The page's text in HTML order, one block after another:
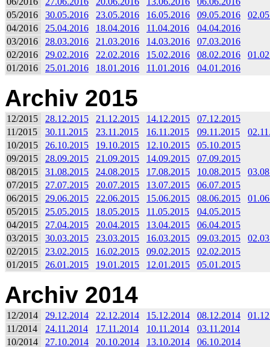
05/2016
30.05.2016 23.05.2016 16.05.2016 09.05.2016
04/2016
25.04.2016 18.04.2016 11.04.2016
04.04.2016
03/2016
28.03.2016 21.03.2016 14.03.2016
07.03.2016
02/2016
29.02.2016 22.02.2016 15.02.2016 08.02.2016
01/2016
25.01.2016 18.01.2016 11.01.2016 04.01.2016
Archiv 2015
12/2015 28.12.2015 21.12.2015 14.12.2015
07.12.2015
11/2015
30.11.2015 23.11.2015 16.11.2015 09.11.2015
10/2015
26.10.2015 19.10.2015 12.10.2015
05.10.2015
09/2015
28.09.2015 21.09.2015 14.09.2015
07.09.2015
08/2015
31.08.2015 24.08.2015 17.08.2015 10.08.2015
07/2015
27.07.2015 20.07.2015 13.07.2015
06.07.2015
06/2015
29.06.2015 22.06.2015 15.06.2015 08.06.2015
05/2015
25.05.2015 18.05.2015 11.05.2015
04.05.2015
04/2015
27.04.2015 20.04.2015 13.04.2015
06.04.2015
03/2015
30.03.2015 23.03.2015 16.03.2015 09.03.2015
02/2015
23.02.2015 16.02.2015 09.02.2015
02.02.2015
01/2015
26.01.2015 19.01.2015 12.01.2015 05.01.2015
Archiv 2014
12/2014 29.12.2014 22.12.2014 15.12.2014 08.12.2014
11/2014
24.11.2014 17.11.2014 10.11.2014
03.11.2014
10/2014
27.10.2014 20.10.2014 13.10.2014
06.10.2014